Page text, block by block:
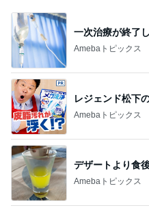
一次治療が終了
Amebaトピックス
レジェンド松下
Amebaトピックス
デザートより食
Amebaトピックス